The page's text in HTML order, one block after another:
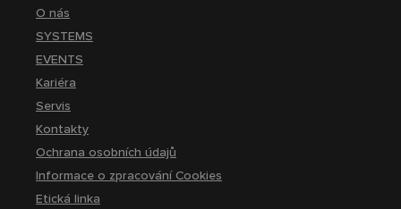
O nás
SYSTEMS
EVENTS
Kariéra
Servis
Kontakty
Ochrana osobních údajů
Informace o zpracování Cookies
Etická linka